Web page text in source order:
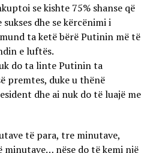
se kishte 75% shanse që
dhe se kërcënimi i
ta ketë bërë Putinin më të
e luftës.
do ta linte Putinin ta
premtes, duke u thënë
dhe ai nuk do të luajë me
të para, tre minutave,
minutave… nëse do të kemi një